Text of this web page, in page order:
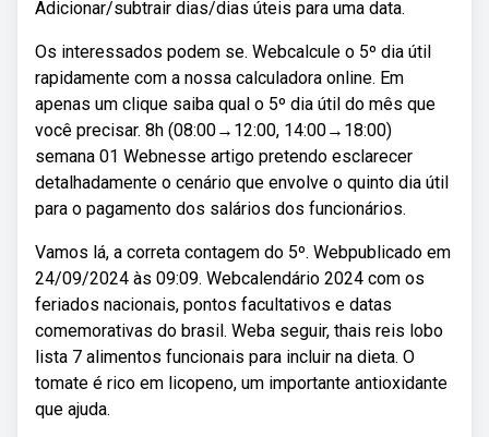
Adicionar/subtrair dias/dias úteis para uma data.
Os interessados podem se. Webcalcule o 5º dia útil
rapidamente com a nossa calculadora online. Em
apenas um clique saiba qual o 5º dia útil do mês que
você precisar. 8h (08:00→12:00, 14:00→18:00)
semana 01 Webnesse artigo pretendo esclarecer
detalhadamente o cenário que envolve o quinto dia útil
para o pagamento dos salários dos funcionários.
Vamos lá, a correta contagem do 5º. Webpublicado em
24/09/2024 às 09:09. Webcalendário 2024 com os
feriados nacionais, pontos facultativos e datas
comemorativas do brasil. Weba seguir, thais reis lobo
lista 7 alimentos funcionais para incluir na dieta. O
tomate é rico em licopeno, um importante antioxidante
que ajuda.